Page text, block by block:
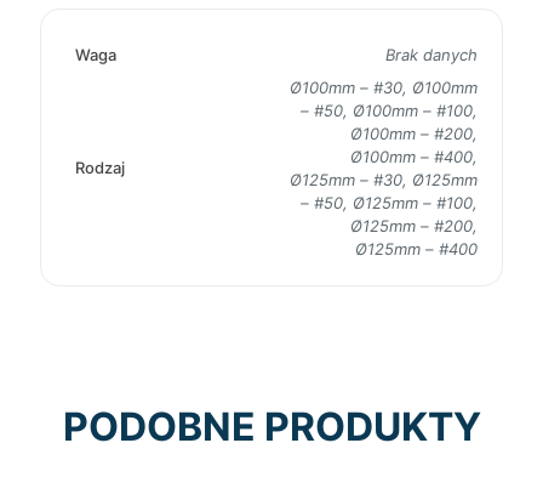
Waga Brak danych
Rodzaj
Ø100mm – #30, Ø100mm
– #50, Ø100mm – #100,
Ø100mm – #200,
Ø100mm – #400,
Ø125mm – #30, Ø125mm
– #50, Ø125mm – #100,
Ø125mm – #200,
Ø125mm – #400
PODOBNE PRODUKTY